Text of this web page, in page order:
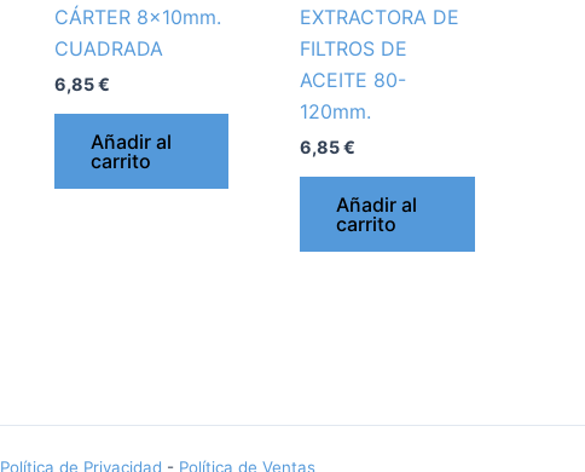
CÁRTER 8x10mm.
CUADRADA
6,85€
Añadir al
carrito
EXTRACTORA DE
FILTROS DE
ACEITE 80-
120mm.
6,85€
Añadir al
carrito
Política de Privacidad - Política de Ventas